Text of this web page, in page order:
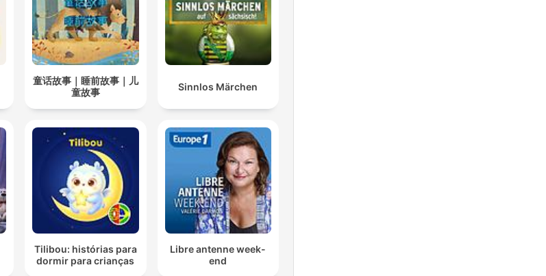
童话故事｜睡前故事｜儿
童故事
Sinnlos Märchen
Tilibou: histórias para
dormir para crianças
Libre antenne week-
end